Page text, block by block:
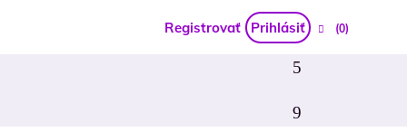
Registrovať Prihlásiť (0)